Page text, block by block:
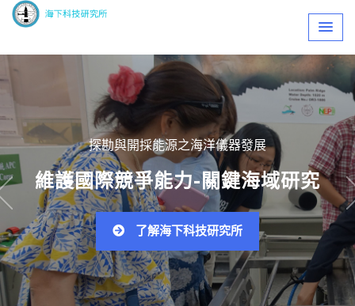
Skip
content
發展
海域研究
所
針對重點區域提供國際海洋
探索地質資訊-海
了解海下科